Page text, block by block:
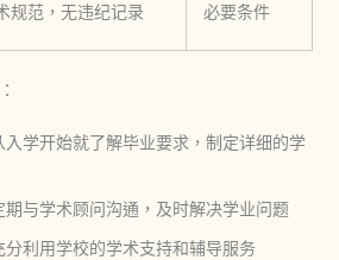
规范，无违纪记录 必要条件
入学开始就了解毕业要求，制定详细的学
期与学术顾问沟通，及时解决学业问题
分利用学校的学术支持和辅导服务